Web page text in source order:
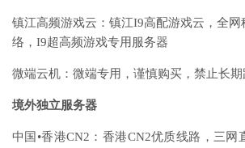
镇江高频游戏云：镇江I9高配游戏云，全网
络，I9超高频游戏专用服务器
微端云机：微端专用，谨慎购买，禁止长期
境外独立服务器
中国•香港CN2：香港CN2优质线路，三网